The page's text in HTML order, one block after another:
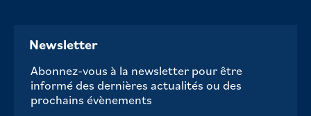
Newsletter
Abonnez-vous à la newsletter pour être
informé des dernières actualités ou des
prochains évènements